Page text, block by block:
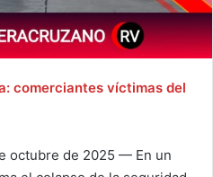
comerciantes víctimas del
octubre de 2025 — En un